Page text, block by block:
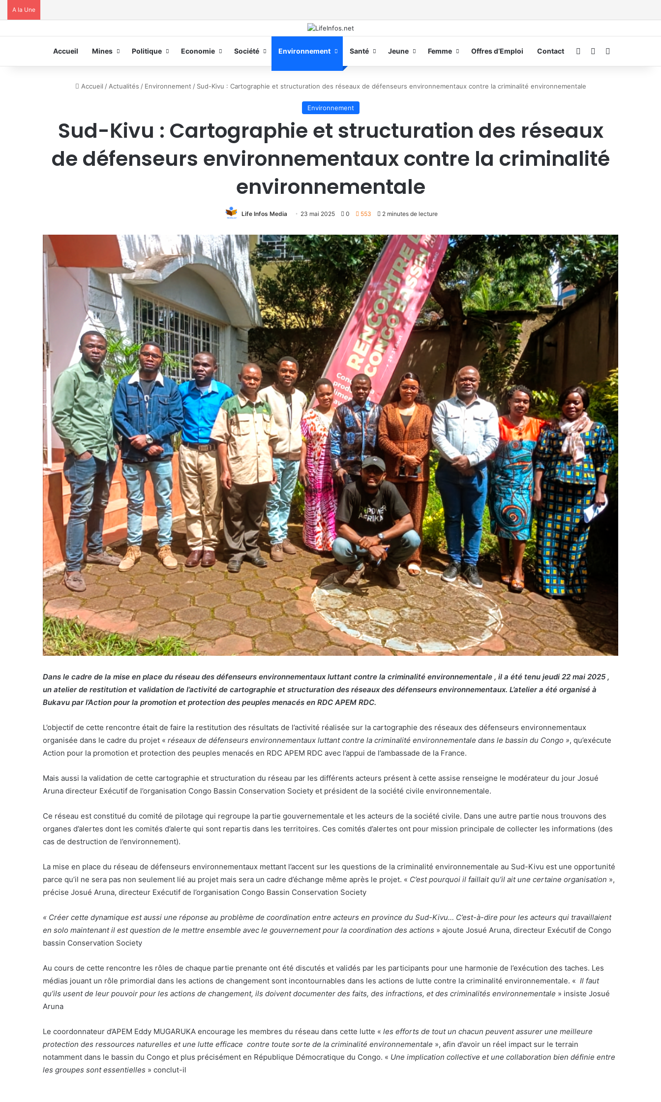
A la Une
Accueil Mines Politique Economie Société Environnement Santé Jeune Femme Offres d’Emploi Contact ConnexionSwitch skin
Accueil / Actualités / Environnement / Sud-Kivu : Cartographie et structuration des réseaux de défenseurs environnementaux contre la criminalité environnementale
Environnement
Sud-Kivu : Cartographie et structuration des réseaux
de défenseurs environnementaux contre la criminalité
environnementale
Life Infos Media 23 mai 2025 0 553 2 minutes de lecture
Dans le cadre de la mise en place du réseau des défenseurs environnementaux luttant contre la criminalité environnementale , il a été tenu jeudi 22 mai 2025 ,
un atelier de restitution et validation de l’activité de cartographie et structuration des réseaux des défenseurs environnementaux. L’atelier a été organisé à
Bukavu par l’Action pour la promotion et protection des peuples menacés en RDC APEM RDC.
L’objectif de cette rencontre était de faire la restitution des résultats de l’activité réalisée sur la cartographie des réseaux des défenseurs environnementaux
organisée dans le cadre du projet « réseaux de défenseurs environnementaux luttant contre la criminalité environnementale dans le bassin du Congo », qu’exécute
Action pour la promotion et protection des peuples menacés en RDC APEM RDC avec l’appui de l’ambassade de la France.
Mais aussi la validation de cette cartographie et structuration du réseau par les différents acteurs présent à cette assise renseigne le modérateur du jour Josué
Aruna directeur Exécutif de l’organisation Congo Bassin Conservation Society et président de la société civile environnementale.
Ce réseau est constitué du comité de pilotage qui regroupe la partie gouvernementale et les acteurs de la société civile. Dans une autre partie nous trouvons des
organes d’alertes dont les comités d’alerte qui sont repartis dans les territoires. Ces comités d’alertes ont pour mission principale de collecter les informations (des
cas de destruction de l’environnement).
La mise en place du réseau de défenseurs environnementaux mettant l’accent sur les questions de la criminalité environnementale au Sud-Kivu est une opportunité
parce qu’il ne sera pas non seulement lié au projet mais sera un cadre d’échange même après le projet. « C’est pourquoi il faillait qu’il ait une certaine organisation »,
précise Josué Aruna, directeur Exécutif de l’organisation Congo Bassin Conservation Society
« Créer cette dynamique est aussi une réponse au problème de coordination entre acteurs en province du Sud-Kivu… C’est-à-dire pour les acteurs qui travaillaient
en solo maintenant il est question de le mettre ensemble avec le gouvernement pour la coordination des actions » ajoute Josué Aruna, directeur Exécutif de Congo
bassin Conservation Society
Au cours de cette rencontre les rôles de chaque partie prenante ont été discutés et validés par les participants pour une harmonie de l’exécution des taches. Les
médias jouant un rôle primordial dans les actions de changement sont incontournables dans les actions de lutte contre la criminalité environnementale. « Il faut
qu’ils usent de leur pouvoir pour les actions de changement, ils doivent documenter des faits, des infractions, et des criminalités environnementale » insiste Josué
Aruna
Le coordonnateur d’APEM Eddy MUGARUKA encourage les membres du réseau dans cette lutte « les efforts de tout un chacun peuvent assurer une meilleure
protection des ressources naturelles et une lutte efficace contre toute sorte de la criminalité environnementale », afin d’avoir un réel impact sur le terrain
notamment dans le bassin du Congo et plus précisément en République Démocratique du Congo. « Une implication collective et une collaboration bien définie entre
les groupes sont essentielles » conclut-il